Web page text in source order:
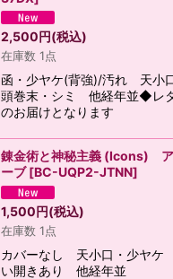
2,500円(税込)
在庫数 1点
函・少ヤケ(背強)/汚れ 天小
頭巻末・シミ 他経年並◆レ
のお届けとなります
錬金術と神秘主義 (Icons) ア
ーブ [BC-UQP2-JTNN]
1,500円(税込)
在庫数 1点
カバーなし 天小口・少ヤケ
い開きあり 他経年並